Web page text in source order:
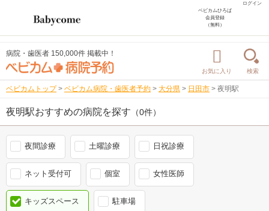
ログイン
ベビカムひろば
会員登録
（無料）
病院・歯医者 150,000件 掲載中！
お気に入り 検索
ベビカムトップ > ベビカム病院・歯医者予約 > 大分県 > 日田市 > 夜明駅
夜明駅おすすめの病院を探す （0件）
夜間診療 土曜診療 日祝診療
ネット受付可 個室 女性医師
キッズスペース 駐車場